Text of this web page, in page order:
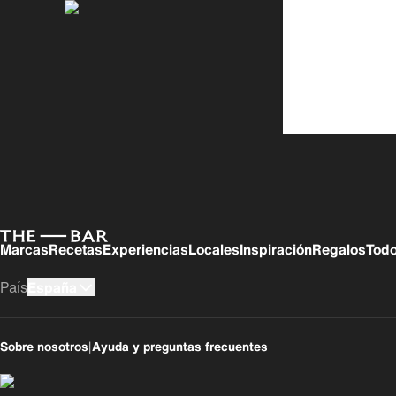
MarcasRecetasExperienciasLocalesInspiraciónRegalos
País
UK
Sobre nosotros|Ayuda y preguntas frecuentes